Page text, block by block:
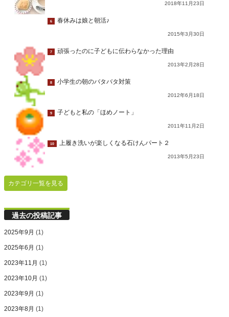
2018年11月23日
6 春休みは娘と朝活♪
2015年3月30日
7 頑張ったのに子どもに伝わらなかった理由
2013年2月28日
8 小学生の朝のバタバタ対策
2012年6月18日
9 子どもと私の「ほめノート」
2011年11月2日
10 上履き洗いが楽しくなる石けんパート２
2013年5月23日
カテゴリ一覧を見る
過去の投稿記事
2025年9月 (1)
2025年6月 (1)
2023年11月 (1)
2023年10月 (1)
2023年9月 (1)
2023年8月 (1)